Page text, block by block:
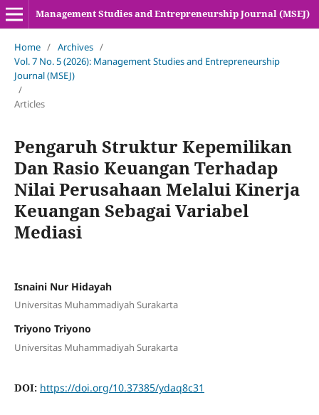
Management Studies and Entrepreneurship Journal (MSEJ)
Home / Archives /
Vol. 7 No. 5 (2026): Management Studies and Entrepreneurship
Journal (MSEJ)
/
Articles
Pengaruh Struktur Kepemilikan
Dan Rasio Keuangan Terhadap
Nilai Perusahaan Melalui Kinerja
Keuangan Sebagai Variabel
Mediasi
Isnaini Nur Hidayah
Universitas Muhammadiyah Surakarta
Triyono Triyono
Universitas Muhammadiyah Surakarta
DOI: https://doi.org/10.37385/ydaq8c31